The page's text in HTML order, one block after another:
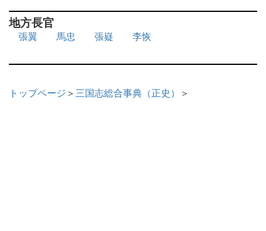
地方長官
張翼 馬忠 張嶷 李恢
トップページ ＞ 三国志総合事典（正史） ＞